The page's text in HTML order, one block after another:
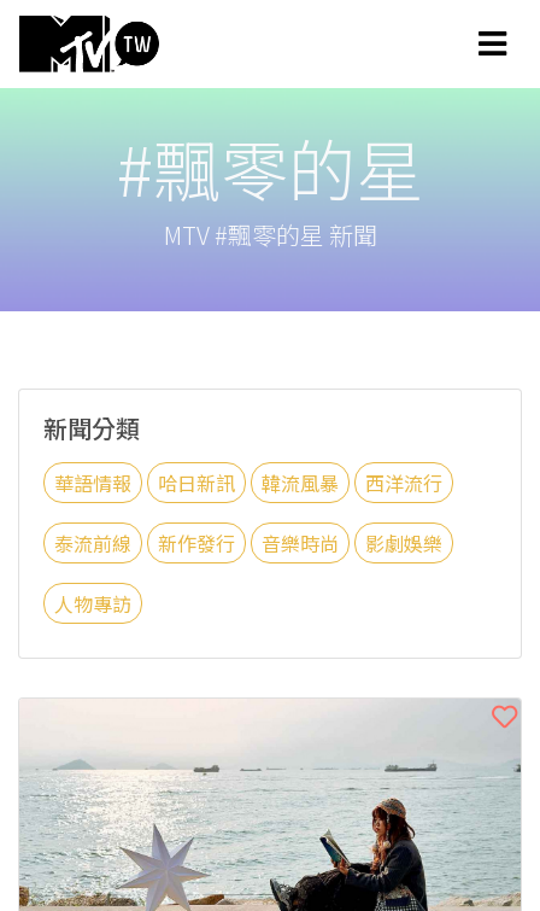
#飄零的星
MTV #飄零的星 新聞
新聞分類
華語情報 哈日新訊 韓流風暴 西洋流行
泰流前線 新作發行 音樂時尚 影劇娛樂
人物專訪